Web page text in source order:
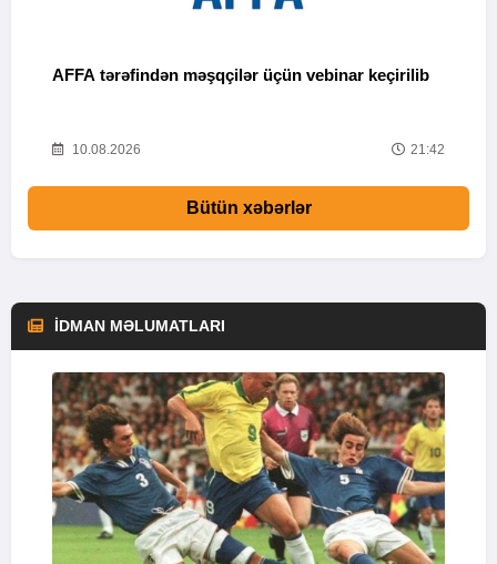
AFFA tərəfindən məşqçilər üçün vebinar keçirilib
10.08.2026 21:42
Bütün xəbərlər
İDMAN MƏLUMATLARI